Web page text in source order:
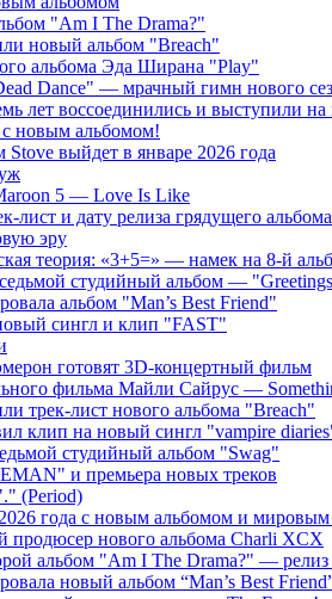
"Am I The Drama?"
новый альбом "Breach"
альбома Эда Ширана "Play"
Dance" — мрачный гимн нового
лет воссоединились и выступили на
новым альбомом!
выйдет в январе 2026 года
5 — Love Is Like
лист и дату релиза грядущего альбома
эру
теория: «3+5=» — намек на 8-й
седьмой студийный альбом —
альбом "Man’s Best Friend"
сингл и клип "FAST"
готовят 3D-концертный фильм
фильма Майли Сайрус —
трек-лист нового альбома "Breach"
клип на новый сингл "vampire
студийный альбом "Swag"
и премьера новых треков
(Period)
года с новым альбомом и
нового альбома Charli XCX
альбом "Am I The Drama?" — релиз
новый альбом “Man’s Best